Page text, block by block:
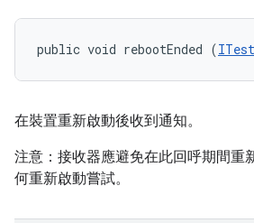
public void rebootEnded (
在裝置重新啟動後收到通知。
注意：接收器應避免在此回呼期間重
何重新啟動嘗試。